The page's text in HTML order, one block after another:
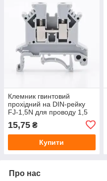
Клемник гвинтовий
прохідний на DIN-рейку
FJ-1,5N для проводу 1,5
монтажна
15,75 ₴
Купити
Про нас